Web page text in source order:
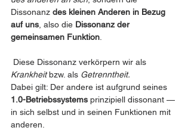
Dissonanz des kleinen Anderen in Bezug
auf uns , also die Dissonanz der
gemeinsamen Funktion
Diese Dissonanz verkörpern wir als
Krankheit bzw. als Getrenntheit.
Dabei gilt: Der andere ist aufgrund seines
1.0-Betriebssystems prinzipiell dissonant —
in sich selbst und in seinen Funktionen mit
anderen.